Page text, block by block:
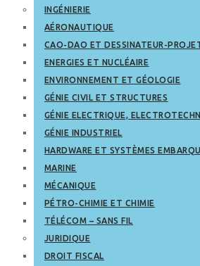
INGÉNIERIE
AÉRONAUTIQUE
CAO-DAO ET DESSINATEUR-
ENERGIES ET NUCLÉAIRE
ENVIRONNEMENT ET GÉOLOGIE
GÉNIE CIVIL ET STRUCTURES
GÉNIE ELECTRIQUE,
GÉNIE INDUSTRIEL
HARDWARE ET SYSTÈMES
MARINE
MÉCANIQUE
PÉTRO-CHIMIE ET CHIMIE
TÉLÉCOM – SANS FIL
JURIDIQUE
DROIT FISCAL